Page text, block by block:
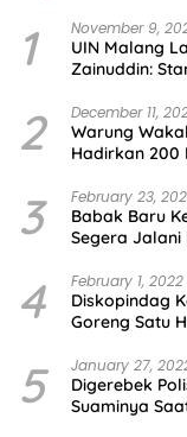
1 November 9,
UIN Malang
Zainuddin:
2 December 11,
Warung
Hadirkan 200
3 February 23,
Babak Baru
Segera Jalani
4 February 1, 2022
Diskopindag
Goreng Satu
5 January 27,
Digerebek
Suaminya